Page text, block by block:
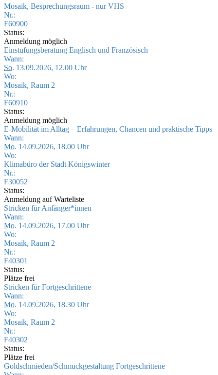
Mosaik, Besprechungsraum - nur VHS
Nr.:
F60900
Status:
Anmeldung möglich
Einstufungsberatung Englisch und Französisch
Wann:
So. 13.09.2026, 12.00 Uhr
Wo:
Mosaik, Raum 2
Nr.:
F60910
Status:
Anmeldung möglich
E-Mobilität im Alltag – Erfahrungen, Chancen und praktische Tipps
Wann:
Mo. 14.09.2026, 18.00 Uhr
Wo:
Klimabüro der Stadt Königswinter
Nr.:
F30052
Status:
Anmeldung auf Warteliste
Stricken für Anfänger*innen
Wann:
Mo. 14.09.2026, 17.00 Uhr
Wo:
Mosaik, Raum 2
Nr.:
F40301
Status:
Plätze frei
Stricken für Fortgeschrittene
Wann:
Mo. 14.09.2026, 18.30 Uhr
Wo:
Mosaik, Raum 2
Nr.:
F40302
Status:
Plätze frei
Goldschmieden/Schmuckgestaltung Fortgeschrittene